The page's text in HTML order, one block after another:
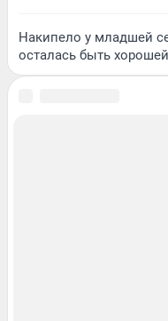
Накипело у младшей
осталась быть